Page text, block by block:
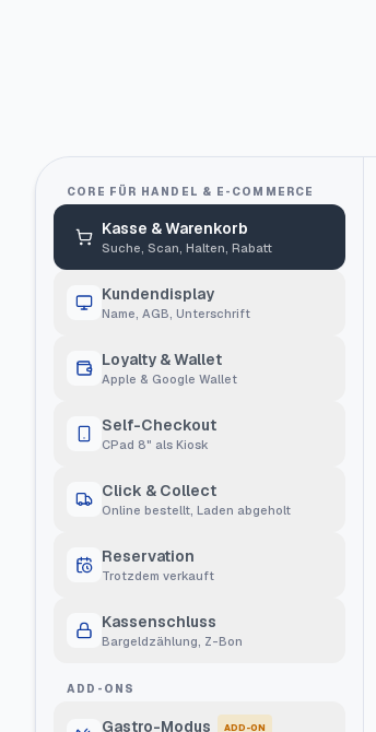
CORE FÜR HANDEL & E-COMMERCE
Kasse & Warenkorb
Suche, Scan, Halten, Rabatt
Kundendisplay
Name, AGB, Unterschrift
Loyalty & Wallet
Apple & Google Wallet
Self-Checkout
CPad 8" als Kiosk
Click & Collect
Online bestellt, Laden abgeholt
Reservation
Trotzdem verkauft
Kassenschluss
Bargeldzählung, Z-Bon
ADD-ONS
Gastro-Modus ADD-ON